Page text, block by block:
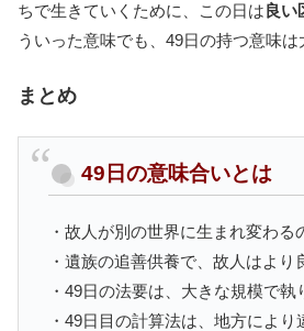
ちで生きていくために、この日は良い
ういった意味でも、49日の持つ意味は
まとめ
49日の意味合いとは
・故人が別の世界に生まれ変わる
・遺族の追善供養で、故人はより
・49日の法要は、大きな規模で執
・49日目の計算法は、地方により